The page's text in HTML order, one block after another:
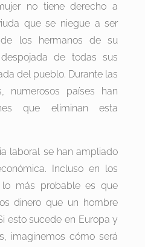
no tiene derecho a
que se niegue a ser
de los hermanos de su
de todas sus
del pueblo. Durante las
numerosos países han
que eliminan esta
laboral se han ampliado
Incluso en los
lo más probable es que
dinero que un hombre
esto sucede en Europa y
imaginemos cómo será